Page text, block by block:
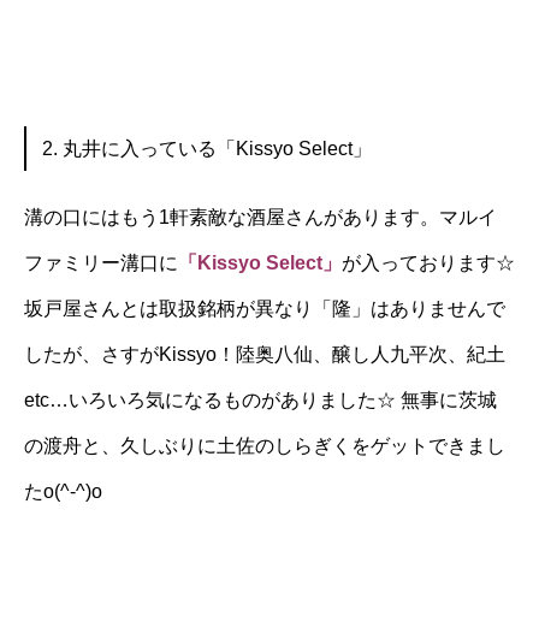
2. 丸井に入っている「Kissyo Select」
溝の口にはもう1軒素敵な酒屋さんがあります。マルイ
ファミリー溝口に 「 Kissyo Select 」 が入っております☆
坂戸屋さんとは取扱銘柄が異なり「隆」はありませんで
したが、さすがKissyo！陸奥八仙、醸し人九平次、紀土
etc…いろいろ気になるものがありました☆ 無事に茨城
の渡舟と、久しぶりに土佐のしらぎくをゲットできまし
たo(^-^)o